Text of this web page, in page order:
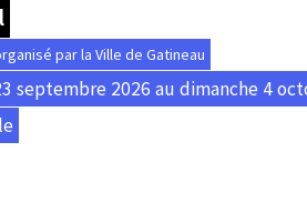
par la Ville de Gatineau
septembre 2026 au dimanche 4